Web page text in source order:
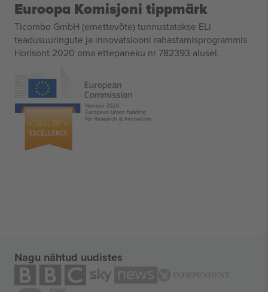
Euroopa Komisjoni tippmärk
Ticombo GmbH (emettevõte) tunnustatakse ELi
teadusuuringute ja innovatsiooni rahastamisprogrammis
Horisont 2020 oma ettepaneku nr 782393 alusel.
Nagu nähtud uudistes